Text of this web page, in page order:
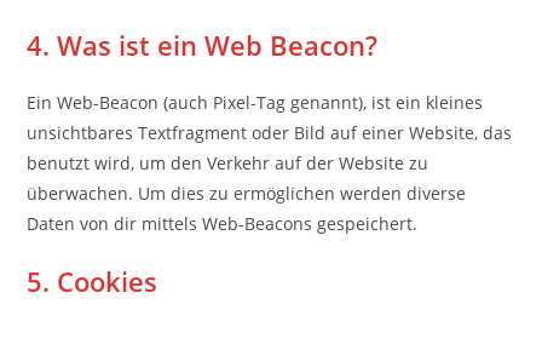
4. Was ist ein Web Beacon?
Ein Web-Beacon (auch Pixel-Tag genannt), ist ein kleines
unsichtbares Textfragment oder Bild auf einer Website, das
benutzt wird, um den Verkehr auf der Website zu
überwachen. Um dies zu ermöglichen werden diverse
Daten von dir mittels Web-Beacons gespeichert.
5. Cookies